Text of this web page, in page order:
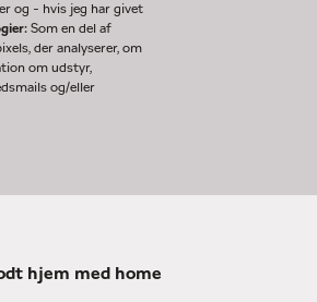
og - hvis jeg har givet
Som en del af
der analyserer, om
om udstyr,
og/eller
hjem med home